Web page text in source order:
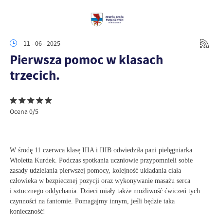
11 - 06 - 2025
Pierwsza pomoc w klasach
trzecich.
Ocena 0/5
W środę 11 czerwca klasę IIIA i IIIB odwiedziła pani pielęgniarka
Wioletta Kurdek. Podczas spotkania uczniowie przypomnieli sobie
zasady udzielania pierwszej pomocy, kolejność układania ciała
człowieka w bezpiecznej pozycji oraz wykonywanie masażu serca
i sztucznego oddychania. Dzieci miały także możliwość ćwiczeń tych
czynności na fantomie. Pomagajmy innym, jeśli będzie taka
konieczność!